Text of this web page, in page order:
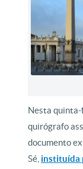
Nesta quinta-
quirógrafo
documento
Sé, instituída